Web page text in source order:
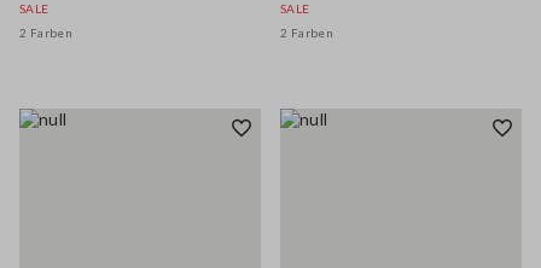
SALE
2 Farben
SALE
2 Farben